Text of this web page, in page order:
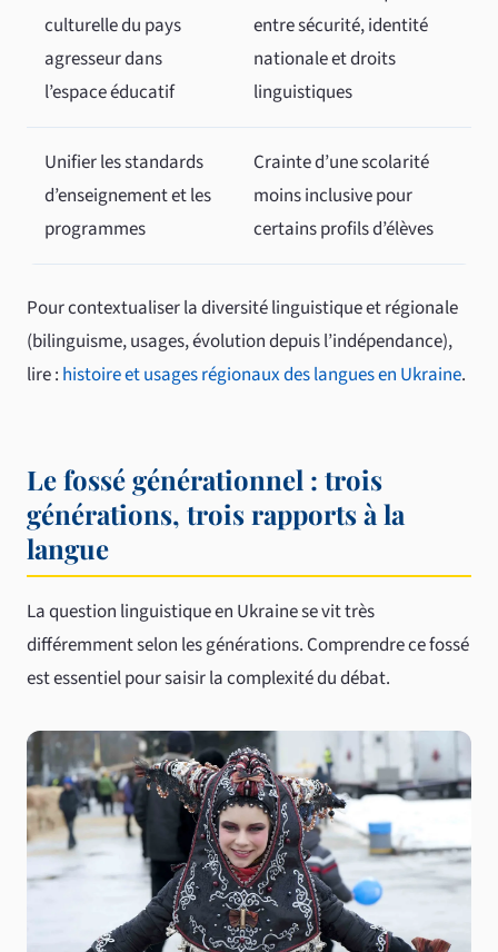
culturelle du pays
agresseur dans
l’espace éducatif
entre sécurité, identité
nationale et droits
linguistiques
Unifier les standards
d’enseignement et les
programmes
Crainte d’une scolarité
moins inclusive pour
certains profils d’élèves
Pour contextualiser la diversité linguistique et régionale
(bilinguisme, usages, évolution depuis l’indépendance),
lire : histoire et usages régionaux des langues en Ukraine.
Le fossé générationnel : trois
générations, trois rapports à la
langue
La question linguistique en Ukraine se vit très
différemment selon les générations. Comprendre ce fossé
est essentiel pour saisir la complexité du débat.